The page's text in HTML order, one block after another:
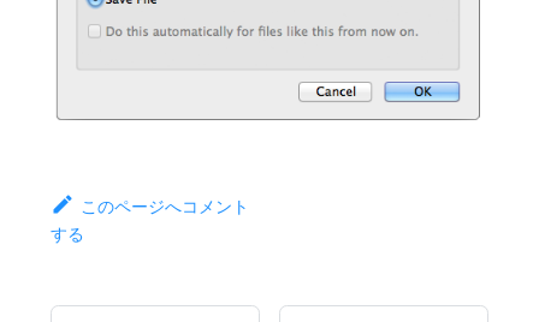
このページへコメント
する